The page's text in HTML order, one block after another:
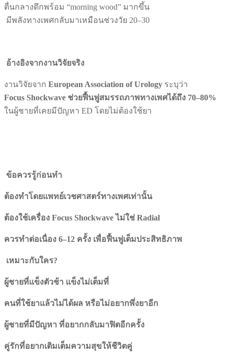
ตื่นกลางดึกพร้อม “morning wood” มากขึ้น
มีพลังทางเพศกลับมาเหมือนช่วงวัย 20–30
อ้างอิงจากงานวิจัยจริง
งานวิจัยจาก European Association of Urology ระบุว่า
Focus Shockwave ช่วยฟื้นฟูสมรรถภาพทางเพศได้ถึง 70–80%
ในผู้ชายที่เคยมีปัญหา ED โดยไม่ต้องใช้ยา
ข้อควรรู้ก่อนทำ
ต้องทำโดยแพทย์เวชศาสตร์ทางเพศเท่านั้น
ต้องใช้เครื่อง Focus Shockwaveไม่ใช่ Radial
ควรทำต่อเนื่อง 6–12 ครั้ง เพื่อฟื้นฟูเต็มประสิทธิภาพ
เหมาะกับใคร?
ผู้ชายที่แข็งตัวช้า แข็งไม่เต็มที่
คนที่ใช้ยาแล้วไม่ได้ผล หรือไม่อยากพึ่งยาอีก
ผู้ชายที่มีปัญหา ที่อยากกลับมาฟิตอีกครั้ง
คู่รักที่อยากเติมเต็มความสุขให้ชีวิตคู่